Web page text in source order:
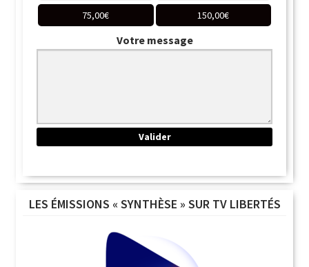
75,00€ 150,00€
Votre message
LES ÉMISSIONS « SYNTHÈSE » SUR TV LIBERTÉS